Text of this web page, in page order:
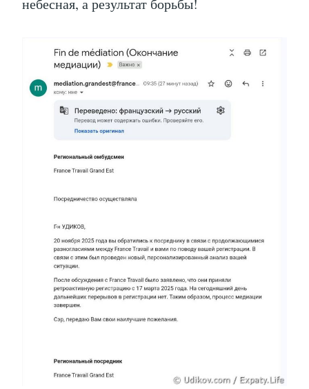
небесная, а результат борьбы!